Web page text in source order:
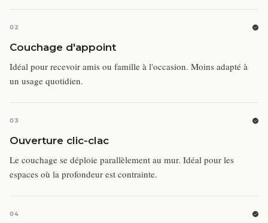
02
Couchage d'appoint
Idéal pour recevoir amis ou famille à l'occasion. Moins adapté à
un usage quotidien.
03
Ouverture clic-clac
Le couchage se déploie parallèlement au mur. Idéal pour les
espaces où la profondeur est contrainte.
04